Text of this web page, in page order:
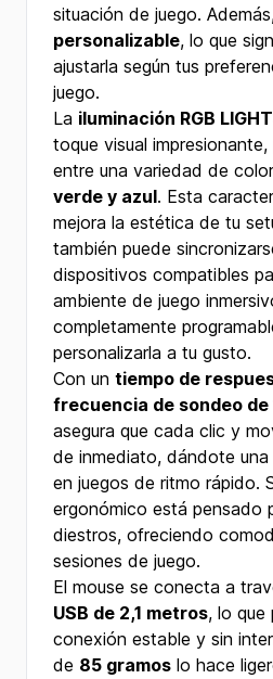
situación de juego.
personalizable, lo que
ajustarla según tus
juego.
La iluminación RGB
toque visual
entre una variedad de
verde y azul. Esta
mejora la estética de tu
también puede
dispositivos compatibles
ambiente de juego
completamente
personalizarla a tu gusto.
Con un tiempo de
frecuencia de sondeo de
asegura que cada clic y
de inmediato, dándote
en juegos de ritmo rápido.
ergonómico está pensado
diestros, ofreciendo
sesiones de juego.
El mouse se conecta a
USB de 2,1 metros, lo que
conexión estable y sin
de 85 gramos lo hace